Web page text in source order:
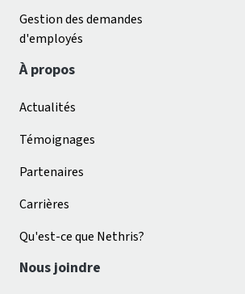
Gestion des demandes
d'employés
À propos
Actualités
Témoignages
Partenaires
Carrières
Qu'est-ce que Nethris?
Nous joindre